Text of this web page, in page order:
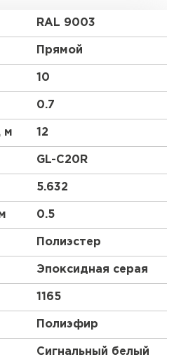
10 выглядит более
коттеджного
RAL 9003
Прямой
10
0.7
м 12
GL-С20R
5.632
0.5
Полиэстер
Эпоксидная серая
1165
Полиэфир
Сигнальный белый